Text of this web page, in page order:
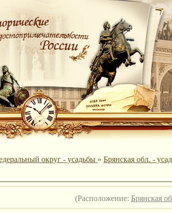
округ - усадьбы » Брянская обл. -
(Расположение: Брянская